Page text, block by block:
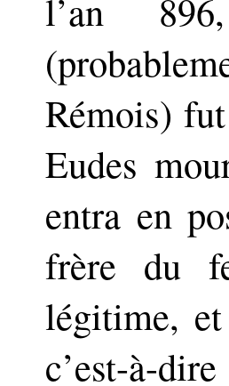
l’an
Rémois)
Eudes
entra en
frère du
légitime,
c’est-à-